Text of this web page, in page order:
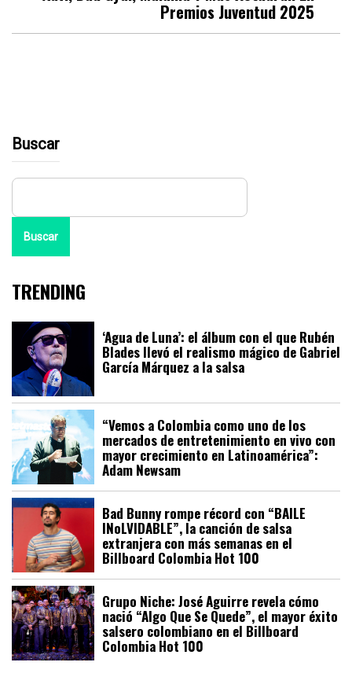
Premios Juventud 2025
Buscar
Buscar
TRENDING
‘Agua de Luna’: el álbum con el que Rubén
Blades llevó el realismo mágico de Gabriel
García Márquez a la salsa
“Vemos a Colombia como uno de los
mercados de entretenimiento en vivo con
mayor crecimiento en Latinoamérica”:
Adam Newsam
Bad Bunny rompe récord con “BAILE
INoLVIDABLE”, la canción de salsa
extranjera con más semanas en el
Billboard Colombia Hot 100
Grupo Niche: José Aguirre revela cómo
nació “Algo Que Se Quede”, el mayor éxito
salsero colombiano en el Billboard
Colombia Hot 100